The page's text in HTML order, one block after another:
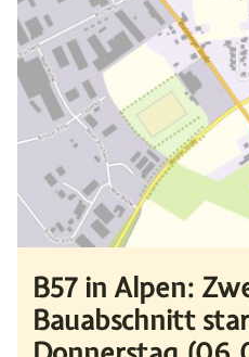
B57 in Alpen:
Bauabschnitt